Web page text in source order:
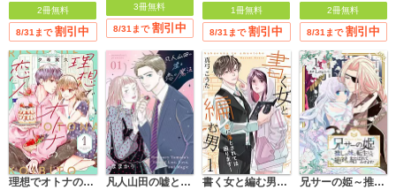
2冊無料
8/31まで 割引中
3冊無料
8/31まで 割引中
1冊無料
8/31まで 割引中
2冊無料
8/31まで 割引中
理想でオトナの恋人【合冊版】 凡人山田の嘘と恋の魔法 書く女と編む男─恋に落とされては困ります！─ 兄サーの姫～推しの妹に転生したけど、絶対に結ばれてみせます！～